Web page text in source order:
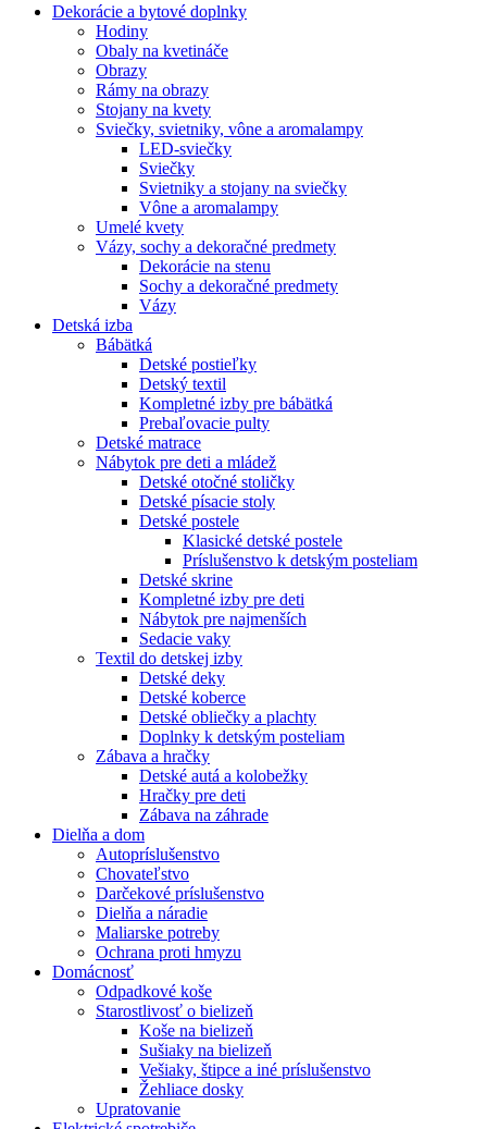
Dekorácie a bytové doplnky
Hodiny
Obaly na kvetináče
Obrazy
Rámy na obrazy
Stojany na kvety
Sviečky, svietniky, vône a aromalampy
LED-sviečky
Sviečky
Svietniky a stojany na sviečky
Vône a aromalampy
Umelé kvety
Vázy, sochy a dekoračné predmety
Dekorácie na stenu
Sochy a dekoračné predmety
Vázy
Detská izba
Bábätká
Detské postieľky
Detský textil
Kompletné izby pre bábätká
Prebaľovacie pulty
Detské matrace
Nábytok pre deti a mládež
Detské otočné stoličky
Detské písacie stoly
Detské postele
Klasické detské postele
Príslušenstvo k detským posteliam
Detské skrine
Kompletné izby pre deti
Nábytok pre najmenších
Sedacie vaky
Textil do detskej izby
Detské deky
Detské koberce
Detské obliečky a plachty
Doplnky k detským posteliam
Zábava a hračky
Detské autá a kolobežky
Hračky pre deti
Zábava na záhrade
Dielňa a dom
Autopríslušenstvo
Chovateľstvo
Darčekové príslušenstvo
Dielňa a náradie
Maliarske potreby
Ochrana proti hmyzu
Domácnosť
Odpadkové koše
Starostlivosť o bielizeň
Koše na bielizeň
Sušiaky na bielizeň
Vešiaky, štipce a iné príslušenstvo
Žehliace dosky
Upratovanie